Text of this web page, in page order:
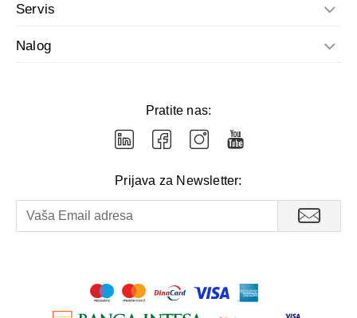
Servis
Nalog
Pratite nas:
Prijava za Newsletter: